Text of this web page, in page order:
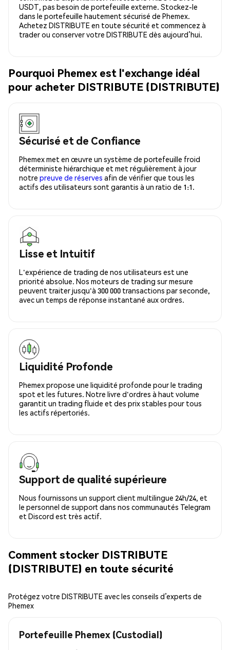
USDT, pas besoin de portefeuille externe. Stockez-le
dans le portefeuille hautement sécurisé de Phemex.
Achetez DISTRIBUTE en toute sécurité et commencez à
trader ou conserver votre DISTRIBUTE dès aujourd’hui.
Pourquoi Phemex est l'exchange idéal
pour acheter DISTRIBUTE (DISTRIBUTE)
Sécurisé et de Confiance
Phemex met en œuvre un système de portefeuille froid
déterministe hiérarchique et met régulièrement à jour
notre preuve de réserves afin de vérifier que tous les
actifs des utilisateurs sont garantis à un ratio de 1:1.
Lisse et Intuitif
L'expérience de trading de nos utilisateurs est une
priorité absolue. Nos moteurs de trading sur mesure
peuvent traiter jusqu'à 300 000 transactions par seconde,
avec un temps de réponse instantané aux ordres.
Liquidité Profonde
Phemex propose une liquidité profonde pour le trading
spot et les futures. Notre livre d'ordres à haut volume
garantit un trading fluide et des prix stables pour tous
les actifs répertoriés.
Support de qualité supérieure
Nous fournissons un support client multilingue 24h/24, et
le personnel de support dans nos communautés Telegram
et Discord est très actif.
Comment stocker DISTRIBUTE
(DISTRIBUTE) en toute sécurité
Protégez votre DISTRIBUTE avec les conseils d’experts de
Phemex
Portefeuille Phemex (Custodial)